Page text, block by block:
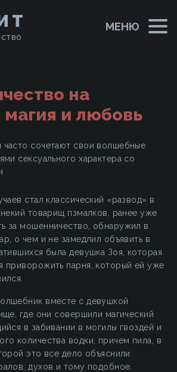
МЕНЮ
на
и любовь
часто сочетают свои волшебные
сексуального характера со
стал классический «развод» в
товарищ пзмалков, ранее уже
за мошенничество, обнаружил в
о чем и не замедлил объявить в
была девушка Зоя, которая
приворожить парня, который ей уже
вместе с девушкой
где они совершили магический
в забивании в могилы гвоздей и
количества водки, причем пила, в
это все дело объяснили
духов и тому подобное.